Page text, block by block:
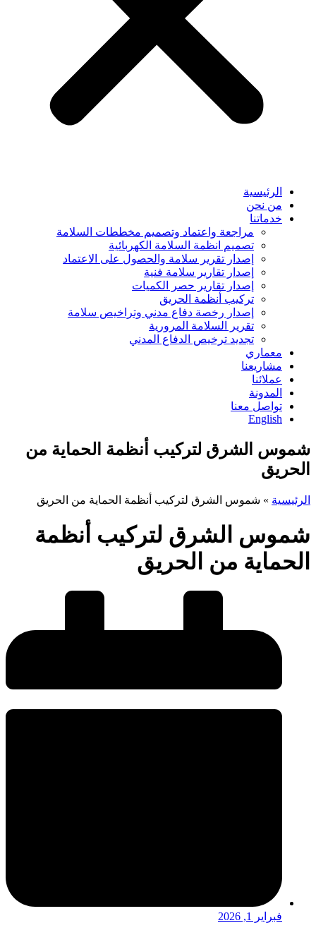
الرئيسية
من نحن
خدماتنا
مراجعة واعتماد وتصميم مخططات السلامة
تصميم انظمة السلامة الكهربائية
إصدار تقرير سلامة والحصول على الاعتماد
إصدار تقارير سلامة فنية
إصدار تقارير حصر الكميات
تركيب أنظمة الحريق
إصدار رخصة دفاع مدني وتراخيص سلامة
تقرير السلامة المرورية
تجديد ترخيص الدفاع المدني
معماري
مشاريعنا
عملائنا
المدونة
تواصل معنا
English
شموس الشرق لتركيب أنظمة الحماية من
الحريق
الرئيسية » شموس الشرق لتركيب أنظمة الحماية من الحريق
شموس الشرق لتركيب أنظمة
الحماية من الحريق
فبراير 1, 2026